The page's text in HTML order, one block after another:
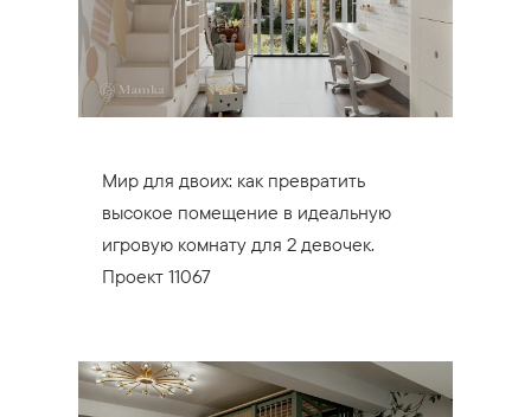
Мир для двоих: как превратить
высокое помещение в идеальную
игровую комнату для 2 девочек.
Проект 11067